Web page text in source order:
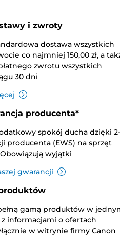
i zwroty
dostawa wszystkich
co najmniej 150,00 zł, a
zwrotu wszystkich
30 dni
producenta*
spokój ducha dzięki 2-
producenta (EWS) na sprzęt
wyjątki
gwarancji
gamą produktów w
informacjami o ofertach
w witrynie firmy Canon